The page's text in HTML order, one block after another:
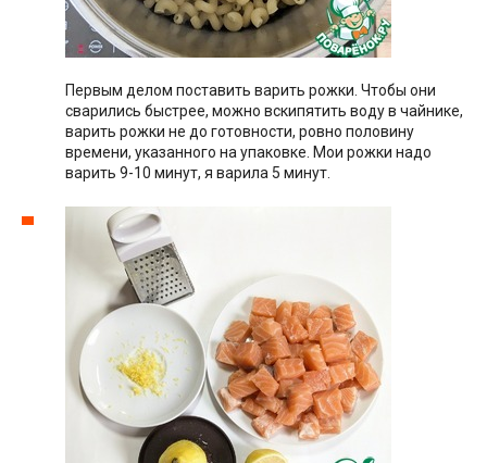
Первым делом поставить варить рожки. Чтобы они
сварились быстрее, можно вскипятить воду в чайнике,
варить рожки не до готовности, ровно половину
времени, указанного на упаковке. Мои рожки надо
варить 9-10 минут, я варила 5 минут.